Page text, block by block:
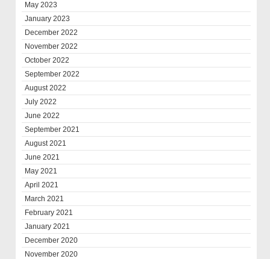
May 2023
January 2023
December 2022
November 2022
October 2022
September 2022
August 2022
July 2022
June 2022
September 2021
August 2021
June 2021
May 2021
April 2021
March 2021
February 2021
January 2021
December 2020
November 2020